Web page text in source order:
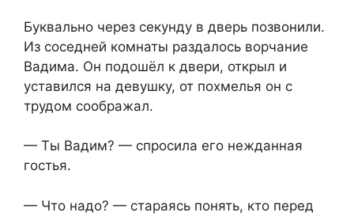
Буквально через секунду в дверь позвонили.
Из соседней комнаты раздалось ворчание
Вадима. Он подошёл к двери, открыл и
уставился на девушку, от похмелья он с
трудом соображал.
— Ты Вадим? — спросила его нежданная
гостья.
— Что надо? — стараясь понять, кто перед